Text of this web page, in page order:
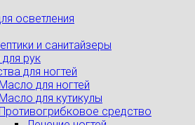
осветления
и санитайзеры
рук
для ногтей
Масло для ногтей
Масло для кутикулы
Противогрибковое средство